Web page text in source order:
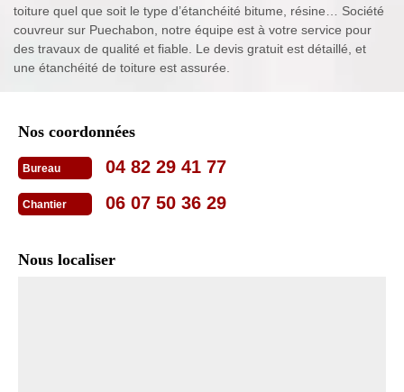
toiture quel que soit le type d’étanchéité bitume, résine… Société
couvreur sur Puechabon, notre équipe est à votre service pour
des travaux de qualité et fiable. Le devis gratuit est détaillé, et
une étanchéité de toiture est assurée.
Nos coordonnées
Bureau 04 82 29 41 77
Chantier 06 07 50 36 29
Nous localiser